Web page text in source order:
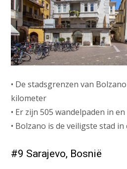
• De stadsgrenzen van
kilometer
• Er zijn 505 wandelpaden in
• Bolzano is de veiligste stad
#9 Sarajevo, Bosnië